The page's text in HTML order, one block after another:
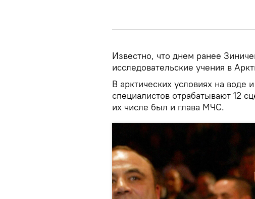
Известно, что днем ранее
исследовательские учения в
В арктических условиях на воде
специалистов отрабатывают 12
их числе был и глава МЧС.